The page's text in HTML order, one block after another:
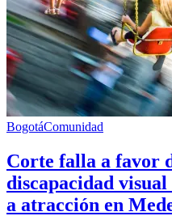
BogotáComunidad
Corte falla a favor
discapacidad
a atracción en